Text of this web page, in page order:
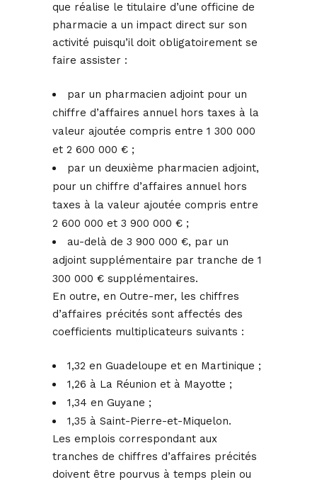
que réalise le titulaire d’une officine de
pharmacie a un impact direct sur son
activité puisqu’il doit obligatoirement se
faire assister :
par un pharmacien adjoint pour un
chiffre d’affaires annuel hors taxes à la
valeur ajoutée compris entre 1 300 000
et 2 600 000 € ;
par un deuxième pharmacien adjoint,
pour un chiffre d’affaires annuel hors
taxes à la valeur ajoutée compris entre
2 600 000 et 3 900 000 € ;
au-delà de 3 900 000 €, par un
adjoint supplémentaire par tranche de 1
300 000 € supplémentaires.
En outre, en Outre-mer, les chiffres
d’affaires précités sont affectés des
coefficients multiplicateurs suivants :
1,32 en Guadeloupe et en Martinique ;
1,26 à La Réunion et à Mayotte ;
1,34 en Guyane ;
1,35 à Saint-Pierre-et-Miquelon.
Les emplois correspondant aux
tranches de chiffres d’affaires précités
doivent être pourvus à temps plein ou